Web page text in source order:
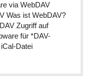
via WebDAV
Was ist WebDAV?
Zugriff auf
für *DAV-
Datei